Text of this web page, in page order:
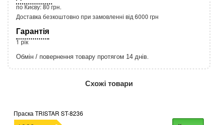
по Києву: 80 грн.
Доставка безкоштовно при замовленні від 6000 грн
Гарантія
1 рік
Обмін / повернення товару протягом 14 днів.
Схожі товари
Праска TRISTAR ST-8236